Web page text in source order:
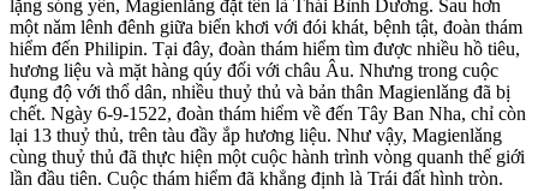
lặng sóng yên, Magienlǎng đặt tên là Thái Bình Dương. Sau hơn
một nǎm lênh đênh giữa biển khơi với đói khát, bệnh tật, đoàn thám
hiểm đến Philipin. Tại đây, đoàn thám hiểm tìm được nhiều hồ tiêu,
hương liệu và mặt hàng qúy đối với châu Âu. Nhưng trong cuộc
đụng độ với thổ dân, nhiều thuỷ thủ và bản thân Magienlǎng đã bị
chết. Ngày 6-9-1522, đoàn thám hiểm về đến Tây Ban Nha, chỉ còn
lại 13 thuỷ thủ, trên tàu đầy ắp hương liệu. Như vậy, Magienlǎng
cùng thuỷ thủ đã thực hiện một cuộc hành trình vòng quanh thế giới
lần đầu tiên. Cuộc thám hiểm đã khẳng định là Trái đất hình tròn.